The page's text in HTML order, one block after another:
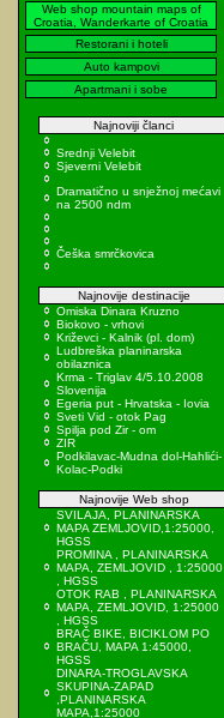
Web shop mountain maps of
Croatia, Wanderkarte of Croatia
Restorani i hoteli
Auto kampovi
Apartmani i sobe
Najnoviji članci
Srednji Velebit
Sjeverni Velebit
Dramatično u snježnoj mećavi
na 2500 ndm
Češka smrčkovica
Najnovije destinacije
Omiska Dinara Kruzno
Biokovo - vrhovi
Križevci - Kalnik (pl. dom)
Ludbreška planinarska
obilaznica
Krma - Triglav 4/5.10.2008
Slovenija
Egeria put - Hrvatska - Iovia
Sveti Vid - otok Pag
Spilja pod Zir - om
ZIR
Podkilavac-Mudna dol-Hahlići-
Kolac-Podki
Najnovije Web shop
SVILAJA, PLANINARSKA
MAPA ZEMLJOVID,1:25000,
HGSS
PROMINA , PLANINARSKA
MAPA, ZEMLJOVID , 1:25000
, HGSS
OTOK RAB , PLANINARSKA
MAPA, ZEMLJOVID, 1:25000
, HGSS
BRAČ BIKE, BICIKLOM PO
BRAČU, MAPA 1:45000,
HGSS
DINARA-TROGLAVSKA
SKUPINA-ZAPAD
,PLANINARSKA
MAPA,1:25000